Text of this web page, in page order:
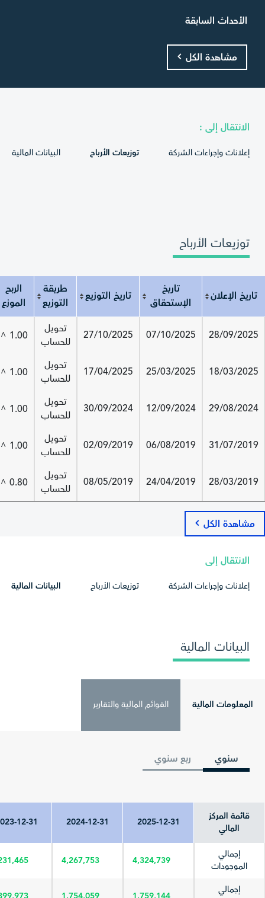
الأحداث السابقة
مشاهدة الكل
الانتقال إلى :
إعلانات وإجراءات الشركة توزيعات الأرباح البيانات المالية
توزيعات الأرباح
تاريخ الإعلان
تاريخ
الإستحقاق
تاريخ التوزيع
طريقة
التوزيع
الربح
الموزع
تاريخ الإعلان
تاريخ الإستحقاق تاريخ التوزيع طريقة التوزيع الربح الموزع
28/09/2025
07/10/2025
27/10/2025
تحويل
للحساب
1.00
^
18/03/2025
25/03/2025
17/04/2025
تحويل
للحساب
1.00
^
29/08/2024
12/09/2024
30/09/2024
تحويل
للحساب
1.00
^
31/07/2019
06/08/2019
02/09/2019
تحويل
للحساب
1.00
^
28/03/2019
24/04/2019
08/05/2019
تحويل
للحساب
0.80
^
مشاهدة الكل
الانتقال إلى
إعلانات وإجراءات الشركة توزيعات الأرباح البيانات المالية
البيانات المالية
المعلومات المالية القوائم المالية والتقارير
سنوي ربع سنوي
قائمة المركز
المالي
2025-12-31
2024-12-31
12-31
إجمالي
الموجودات
4,324,739
4,267,753
إجمالي